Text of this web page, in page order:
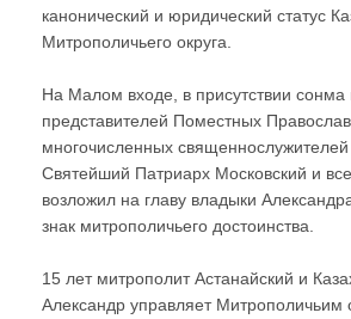
канонический и юридический статус
Митрополичьего округа.
На Малом входе, в присутствии сонма
представителей Поместных
многочисленных
Святейший Патриарх Московский и
возложил на главу владыки
знак митрополичьего достоинства.
15 лет митрополит Астанайский и
Александр управляет Митрополичьим